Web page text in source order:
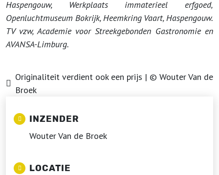
Haspengouw, Werkplaats immaterieel erfgoed,
Openluchtmuseum Bokrijk, Heemkring Vaart, Haspengouw.
TV vzw, Academie voor Streekgebonden Gastronomie en
AVANSA-Limburg.
Originaliteit verdient ook een prijs | © Wouter Van de
Broek
INZENDER
Wouter Van de Broek
LOCATIE